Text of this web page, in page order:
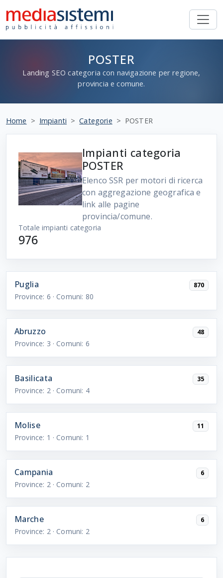
POSTER
Landing SEO categoria con navigazione per regione,
provincia e comune.
Home Impianti Categorie POSTER
Impianti categoria
POSTER
Elenco SSR per motori di ricerca
con aggregazione geografica e
link alle pagine
provincia/comune.
Totale impianti categoria
976
Puglia 870
Province: 6 · Comuni: 80
Abruzzo 48
Province: 3 · Comuni: 6
Basilicata 35
Province: 2· Comuni: 4
Molise 11
Province: 1 · Comuni: 1
Campania 6
Province: 2· Comuni: 2
Marche 6
Province: 2· Comuni: 2